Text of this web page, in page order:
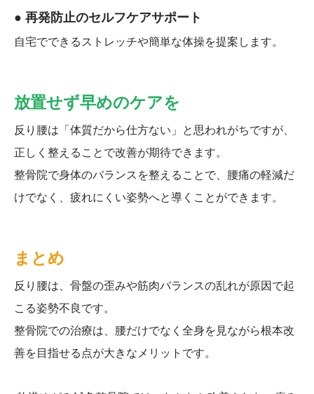
● 再発防止のセルフケアサポート
自宅でできるストレッチや簡単な体操を提案します。
放置せず早めのケアを
反り腰は「体質だから仕方ない」と思われがちですが、
正しく整えることで改善が期待できます。
整骨院で身体のバランスを整えることで、腰痛の軽減だ
けでなく、疲れにくい姿勢へと導くことができます。
まとめ
反り腰は、骨盤の歪みや筋肉バランスの乱れが原因で起
こる姿勢不良です。
整骨院での治療は、腰だけでなく全身を見ながら根本改
善を目指せる点が大きなメリットです。